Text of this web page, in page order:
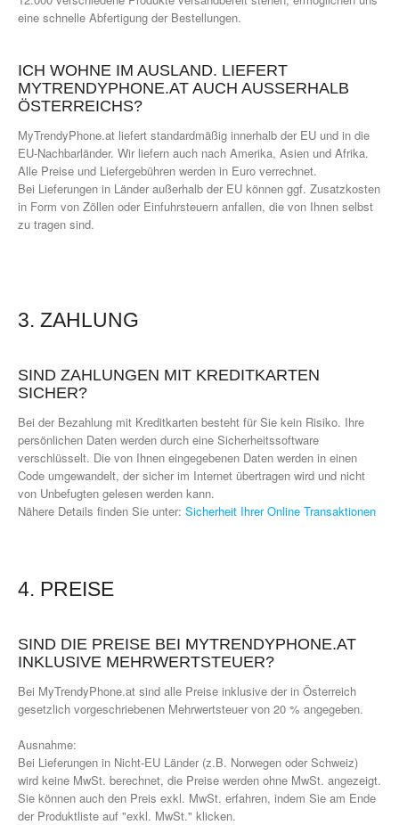
eine schnelle Abfertigung der Bestellungen.
ICH WOHNE IM AUSLAND. LIEFERT
MYTRENDYPHONE.AT AUCH AUSSERHALB Ö
STERREICHS?
MyTrendyPhone.at liefert standardmäßig innerhalb der EU und in die
EU-Nachbarländer. Wir liefern auch nach Amerika, Asien und Afrika.
Alle Preise und Liefergebühren werden in Euro verrechnet.
Bei Lieferungen in Länder außerhalb der EU können ggf. Zusatzkosten
in Form von Zöllen oder Einfuhrsteuern anfallen, die von Ihnen selbst
zu tragen sind.
3. ZAHLUNG
SIND ZAHLUNGEN MIT KREDITKARTEN
SICHER?
Bei der Bezahlung mit Kreditkarten besteht für Sie kein Risiko. Ihre
persönlichen Daten werden durch eine Sicherheitssoftware
verschlüsselt. Die von Ihnen eingegebenen Daten werden in einen
Code umgewandelt, der sicher im Internet übertragen wird und nicht
von Unbefugten gelesen werden kann.
Nähere Details finden Sie unter: Sicherheit Ihrer Online Transaktionen
4. PREISE
SIND DIE PREISE BEI MYTRENDYPHONE.AT
INKLUSIVE MEHRWERTSTEUER?
Bei MyTrendyPhone.at sind alle Preise inklusive der in Österreich
gesetzlich vorgeschriebenen Mehrwertsteuer von 20 % angegeben.
Ausnahme:
Bei Lieferungen in Nicht-EU Länder (z.B. Norwegen oder Schweiz)
wird keine MwSt. berechnet, die Preise werden ohne MwSt. angezeigt.
Sie können auch den Preis exkl. MwSt. erfahren, indem Sie am Ende
der Produktliste auf "exkl. MwSt." klicken.